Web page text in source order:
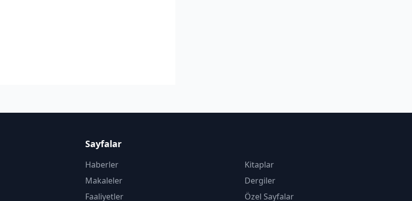
Sayfalar
Haberler
Makaleler
Faaliyetler
Kitaplar
Dergiler
Özel Sayfalar